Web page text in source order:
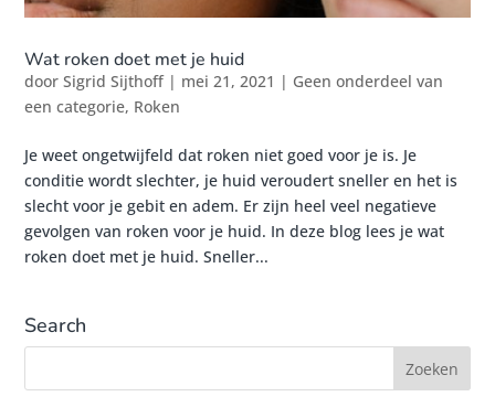
Wat roken doet met je huid
doorSigrid Sijthoff| mei 21, 2021 | Geen onderdeel van
een categorie, Roken
Je weet ongetwijfeld dat roken niet goed voor je is. Je
conditie wordt slechter, je huid veroudert sneller en het is
slecht voor je gebit en adem. Er zijn heel veel negatieve
gevolgen van roken voor je huid. In deze blog lees je wat
roken doet met je huid. Sneller...
Search